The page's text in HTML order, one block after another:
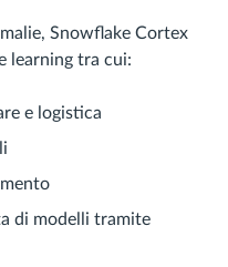
Snowflake Cortex
learning tra cui:
e logistica
di modelli tramite